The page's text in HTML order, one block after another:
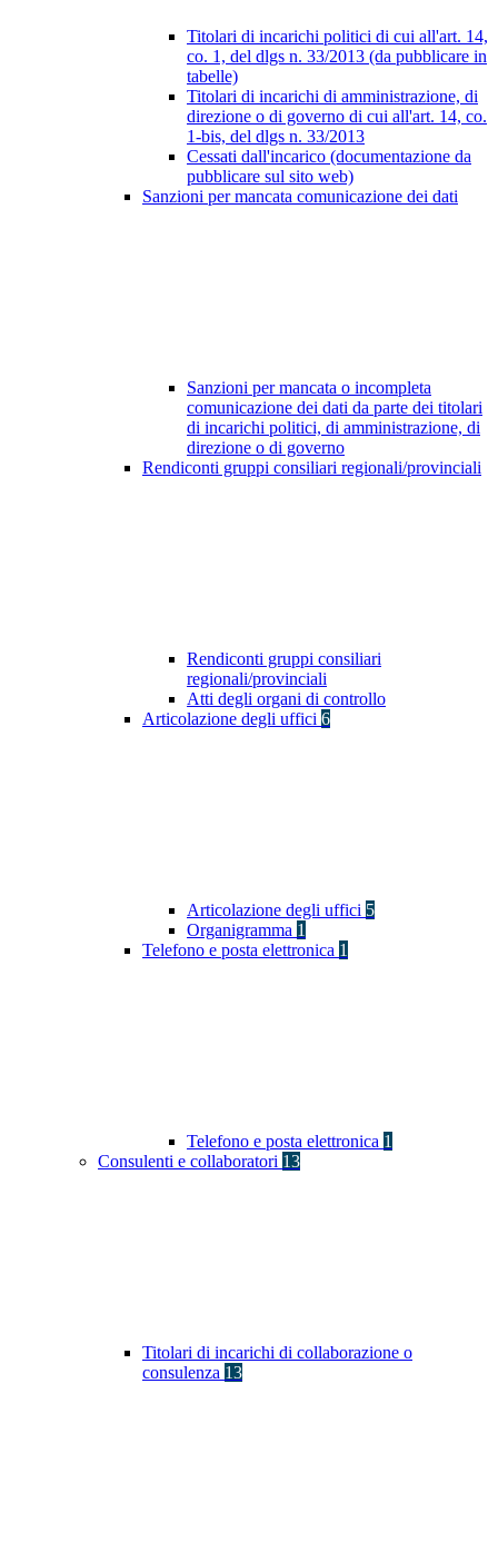
Titolari di incarichi politici di cui all'art. 14,
co. 1, del dlgs n. 33/2013 (da pubblicare in
tabelle)
Titolari di incarichi di amministrazione, di
direzione o di governo di cui all'art. 14, co.
1-bis, del dlgs n. 33/2013
Cessati dall'incarico (documentazione da
pubblicare sul sito web)
Sanzioni per mancata comunicazione dei dati
Sanzioni per mancata o incompleta
comunicazione dei dati da parte dei titolari
di incarichi politici, di amministrazione, di
direzione o di governo
Rendiconti gruppi consiliari regionali/provinciali
Rendiconti gruppi consiliari
regionali/provinciali
Atti degli organi di controllo
Articolazione degli uffici 6
Articolazione degli uffici 5
Organigramma 1
Telefono e posta elettronica 1
Telefono e posta elettronica 1
Consulenti e collaboratori 13
Titolari di incarichi di collaborazione o
consulenza 13